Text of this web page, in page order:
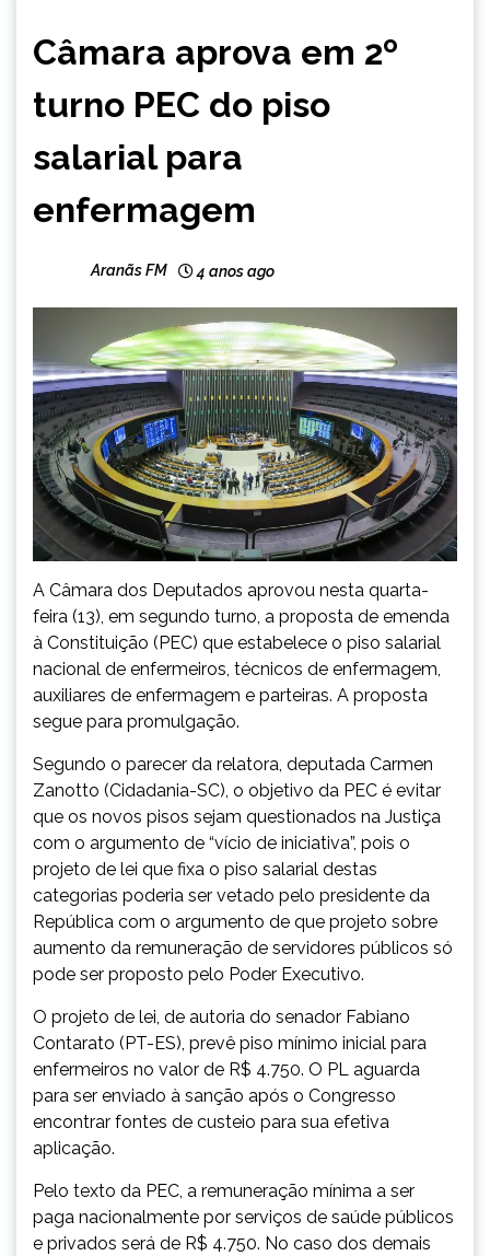
CAPELINHA
Câmara aprova em 2º
turno PEC do piso
salarial para
enfermagem
Aranãs FM 4 anos ago
A Câmara dos Deputados aprovou nesta quarta-
feira (13), em segundo turno, a proposta de emenda
à Constituição (PEC) que estabelece o piso salarial
nacional de enfermeiros, técnicos de enfermagem,
auxiliares de enfermagem e parteiras. A proposta
segue para promulgação.
Segundo o parecer da relatora, deputada Carmen
Zanotto (Cidadania-SC), o objetivo da PEC é evitar
que os novos pisos sejam questionados na Justiça
com o argumento de “vício de iniciativa”, pois o
projeto de lei que fixa o piso salarial destas
categorias poderia ser vetado pelo presidente da
República com o argumento de que projeto sobre
aumento da remuneração de servidores públicos só
pode ser proposto pelo Poder Executivo.
O projeto de lei, de autoria do senador Fabiano
Contarato (PT-ES), prevê piso mínimo inicial para
enfermeiros no valor de R$ 4.750. O PL aguarda
para ser enviado à sanção após o Congresso
encontrar fontes de custeio para sua efetiva
aplicação.
Pelo texto da PEC, a remuneração mínima a ser
paga nacionalmente por serviços de saúde públicos
e privados será de R$ 4.750. No caso dos demais